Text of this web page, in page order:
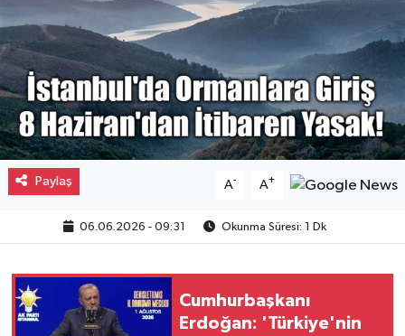
Paylaş A- A+
06.06.2026 - 09:31 Okunma Süresi: 1 Dk
Cumhurbaşkanı
Erdoğan: 'Türkiye'nin
Eğitim